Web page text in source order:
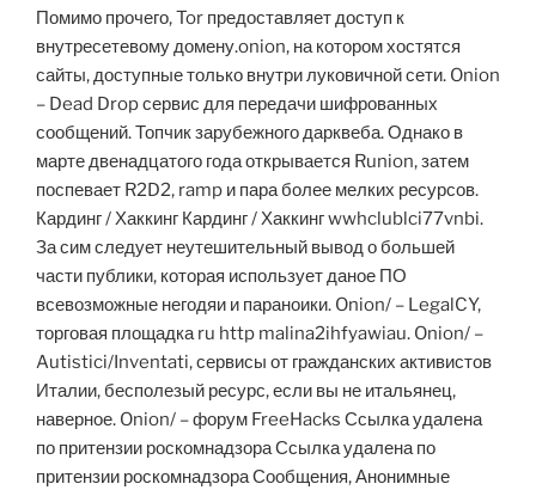
Помимо прочего, Tor предоставляет доступ к
внутресетевому домену.onion, на котором хостятся
сайты, доступные только внутри луковичной сети. Onion
– Dead Drop сервис для передачи шифрованных
сообщений. Топчик зарубежного дарквеба. Однако в
марте двенадцатого года открывается Runion, затем
поспевает R2D2, ramp и пара более мелких ресурсов.
Кардинг / Хаккинг Кардинг / Хаккинг wwhclublci77vnbi.
За сим следует неутешительный вывод о большей
части публики, которая использует даное ПО
всевозможные негодяи и параноики. Onion/ – LegalCY,
торговая площадка ru http malina2ihfyawiau. Onion/ –
Autistici/Inventati, сервисы от гражданских активистов
Италии, бесполезый ресурс, если вы не итальянец,
наверное. Onion/ – форум FreeHacks Ссылка удалена
по притензии роскомнадзора Ссылка удалена по
притензии роскомнадзора Сообщения, Анонимные